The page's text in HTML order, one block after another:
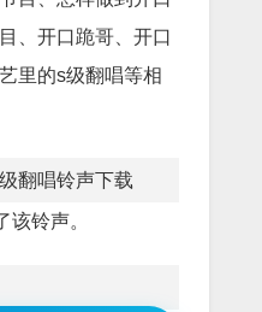
、开口跪哥、开口
里的s级翻唱等相
翻唱铃声下载
该铃声。